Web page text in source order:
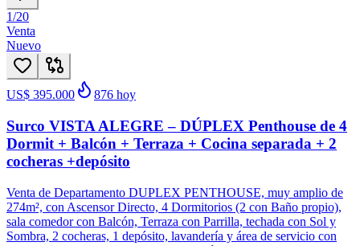
1/20
Venta
Nuevo
US$ 395.000 876 hoy
Surco VISTA ALEGRE – DÚPLEX Penthouse de 4
Dormit + Balcón + Terraza + Cocina separada + 2
cocheras +depósito
Venta de Departamento DUPLEX PENTHOUSE, muy amplio de
274m², con Ascensor Directo, 4 Dormitorios (2 con Baño propio),
sala comedor con Balcón, Terraza con Parrilla, techada con Sol y
Sombra, 2 cocheras, 1 depósito, lavandería y área de servicio con